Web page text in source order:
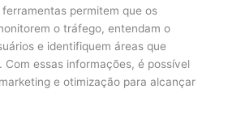
ferramentas permitem que os
o tráfego, entendam o
e identifiquem áreas que
Com essas informações, é possível
e otimização para alcançar